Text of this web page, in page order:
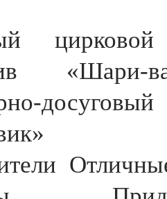
цирковой